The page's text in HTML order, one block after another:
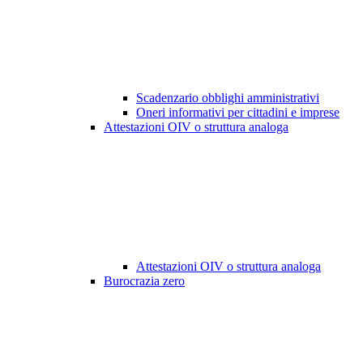
Scadenzario obblighi amministrativi
Oneri informativi per cittadini e imprese
Attestazioni OIV o struttura analoga
Attestazioni OIV o struttura analoga
Burocrazia zero